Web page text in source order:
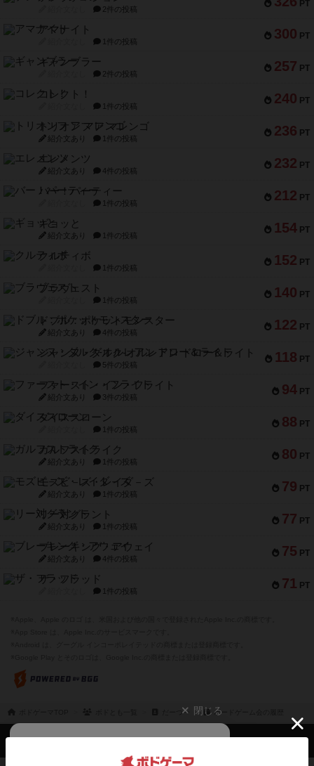
PT
2件の投稿
300 PT
アマナイト
1件の投稿
257 PT
ギャンブラー
2件の投稿
240 PT
コレクト！
1件の投稿
236 PT
トリオンフ ア マレンゴ
紹介文あり 1件の投稿
232 PT
エレメンツ
紹介文あり 4件の投稿
212 PT
バー！パーティー
1件の投稿
154 PT
ギョッと
紹介文あり 1件の投稿
152 PT
クルティボ
1件の投稿
140 PT
ブラヴェスト
1件の投稿
122 PT
ドブル：ポケットモンスター
紹介文あり 4件の投稿
118 PT
ジャンヌ・ダルク-オルレアン ドロー＆ライト
5件の投稿
94 PT
ファースト・イン・フライト
紹介文あり 3件の投稿
88 PT
ダイススローン
1件の投稿
80 PT
ガルフストライク
紹介文あり 1件の投稿
79 PT
モズビ－ズ・レイダ－ズ
紹介文あり 1件の投稿
77 PT
リー対グラント
紹介文あり 1件の投稿
75 PT
ブレーキング・アウェイ
紹介文あり 4件の投稿
71 PT
ザ・フラッド
1件の投稿
だーつー ボードゲーム会の履歴
閉じる
て、
ボドゲーマTOP